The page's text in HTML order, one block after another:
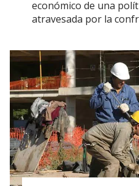
económico de una
atravesada por la